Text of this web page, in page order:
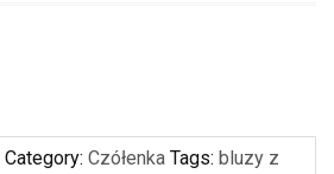
Category: Czółenka Tags: bluzy z